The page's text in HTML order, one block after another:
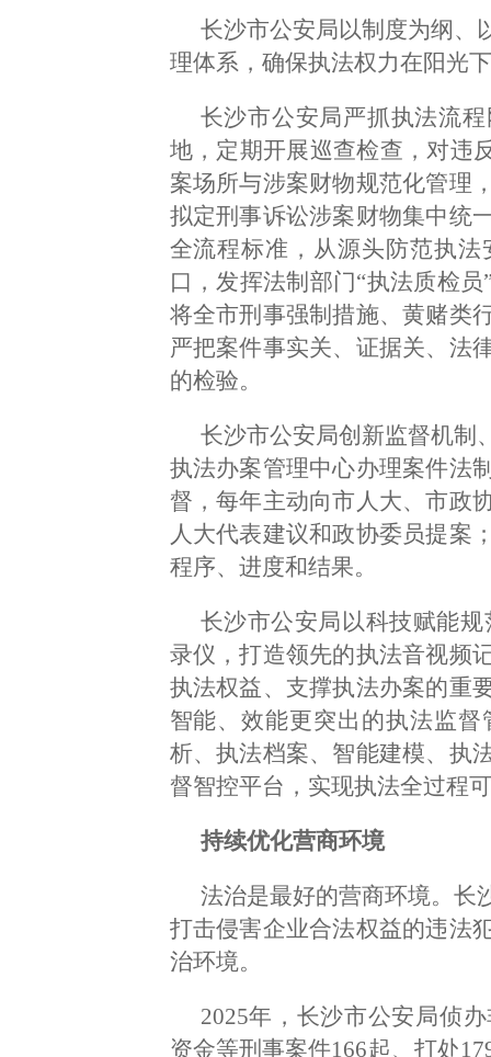
长沙市公安局以制度为纲、
理体系，确保执法权力在阳光
长沙市公安局严抓执法流
地，定期开展巡查检查，对违
案场所与涉案财物规范化管理
拟定刑事诉讼涉案财物集中统
全流程标准，从源头防范执
口，发挥法制部门“执法质检
将全市刑事强制措施、黄赌类
严把案件事实关、证据关、法
的检验。
长沙市公安局创新监督机制
执法办案管理中心办理案件法
督，每年主动向市人大、市政
人大代表建议和政协委员提案
程序、进度和结果。
长沙市公安局以科技赋能
录仪，打造领先的执法音视频
执法权益、支撑执法办案的重
智能、效能更突出的执法监
析、执法档案、智能建模、执
督智控平台，实现执法全过程
持续优化营商环境
法治是最好的营商环境。长
打击侵害企业合法权益的违法
治环境。
2025年，长沙市公安局侦
资金等刑事案件166起、打处